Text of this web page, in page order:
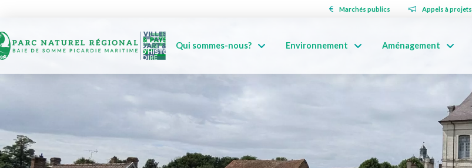
Marchés publics Appels à projets
Qui sommes-nous? Environnement Aménagement